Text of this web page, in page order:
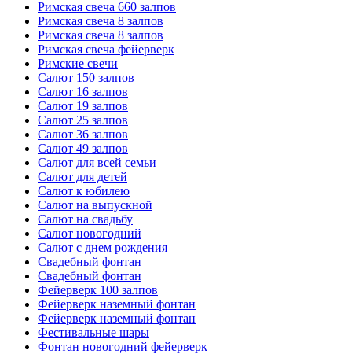
Римская свеча 660 залпов
Римская свеча 8 залпов
Римская свеча 8 залпов
Римская свеча фейерверк
Римские свечи
Салют 150 залпов
Салют 16 залпов
Салют 19 залпов
Салют 25 залпов
Салют 36 залпов
Салют 49 залпов
Салют для всей семьи
Салют для детей
Салют к юбилею
Салют на выпускной
Салют на свадьбу
Салют новогодний
Салют с днем рождения
Свадебный фонтан
Свадебный фонтан
Фейерверк 100 залпов
Фейерверк наземный фонтан
Фейерверк наземный фонтан
Фестивальные шары
Фонтан новогодний фейерверк